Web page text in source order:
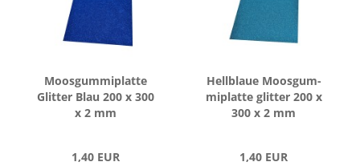
Moos­gum­mi­plat­te
Glit­ter Blau 200 x 300
x 2 mm
1,40 EUR
Hell­blaue Moos­gum­
mi­plat­te glit­ter 200 x
300 x 2 mm
1,40 EUR